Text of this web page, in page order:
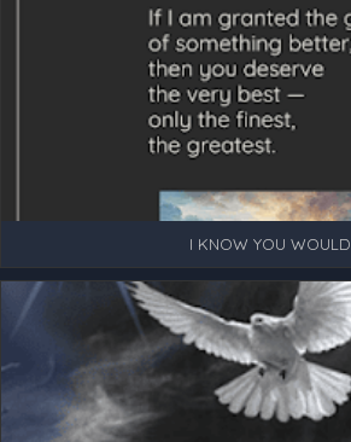
I KNOW YOU WOULD